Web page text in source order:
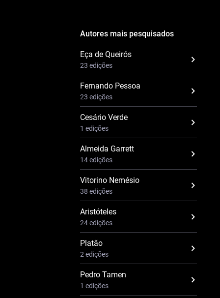
Autores mais pesquisados
Eça de Queirós
23 edições
Fernando Pessoa
23 edições
Cesário Verde
1 edições
Almeida Garrett
14 edições
Vitorino Nemésio
38 edições
Aristóteles
24 edições
Platão
2 edições
Pedro Tamen
1 edições